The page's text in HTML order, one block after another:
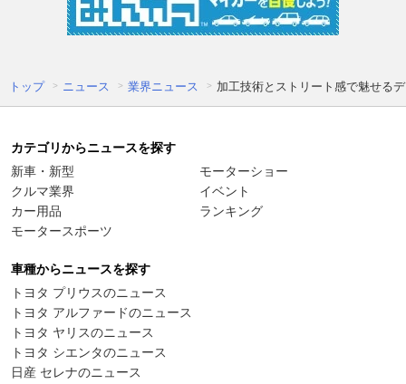
トップ ニュース 業界ニュース 加工技術とストリート感で魅せる
カテゴリからニュースを探す
新車・新型
クルマ業界
カー用品
モータースポーツ
モーターショー
イベント
ランキング
車種からニュースを探す
トヨタ プリウスのニュース
トヨタ アルファードのニュース
トヨタ ヤリスのニュース
トヨタ シエンタのニュース
日産 セレナのニュース